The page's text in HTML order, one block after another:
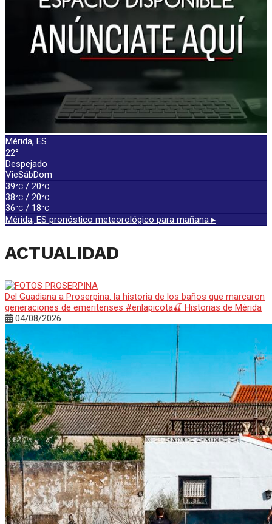
Mérida, ES
22°
Despejado
VieSábDom
39°C / 20°C
38°C / 20°C
36°C / 18°C
Mérida, ES pronóstico meteorológico para mañana ▸
ACTUALIDAD
Del Guadiana a Proserpina: la historia de los baños que marcaron
generaciones de emeritenses #enlapicota🍒 Historias de Mérida
04/08/2026